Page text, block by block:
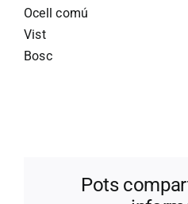
Ocell comú
Vist
Bosc
Pots